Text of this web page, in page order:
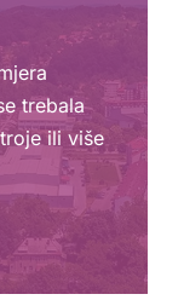
trebala
ili više